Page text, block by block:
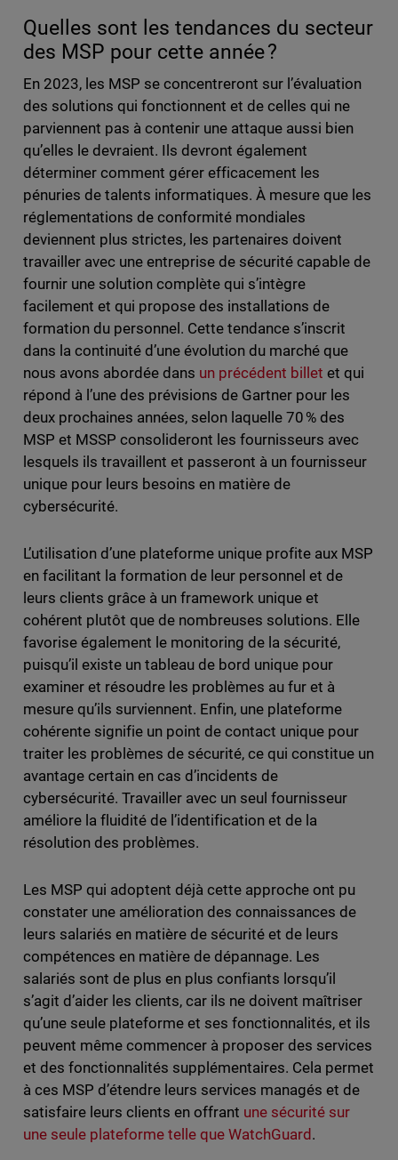
Quelles sont les tendances du secteur
des MSP pour cette année ?
En 2023, les MSP se concentreront sur l’évaluation
des solutions qui fonctionnent et de celles qui ne
parviennent pas à contenir une attaque aussi bien
qu’elles le devraient. Ils devront également
déterminer comment gérer efficacement les
pénuries de talents informatiques. À mesure que les
réglementations de conformité mondiales
deviennent plus strictes, les partenaires doivent
travailler avec une entreprise de sécurité capable de
fournir une solution complète qui s’intègre
facilement et qui propose des installations de
formation du personnel. Cette tendance s’inscrit
dans la continuité d’une évolution du marché que
nous avons abordée dans un précédent billet et qui
répond à l’une des prévisions de Gartner pour les
deux prochaines années, selon laquelle 70 % des
MSP et MSSP consolideront les fournisseurs avec
lesquels ils travaillent et passeront à un fournisseur
unique pour leurs besoins en matière de
cybersécurité.
L’utilisation d’une plateforme unique profite aux MSP
en facilitant la formation de leur personnel et de
leurs clients grâce à un framework unique et
cohérent plutôt que de nombreuses solutions. Elle
favorise également le monitoring de la sécurité,
puisqu’il existe un tableau de bord unique pour
examiner et résoudre les problèmes au fur et à
mesure qu’ils surviennent. Enfin, une plateforme
cohérente signifie un point de contact unique pour
traiter les problèmes de sécurité, ce qui constitue un
avantage certain en cas d’incidents de
cybersécurité. Travailler avec un seul fournisseur
améliore la fluidité de l’identification et de la
résolution des problèmes.
Les MSP qui adoptent déjà cette approche ont pu
constater une amélioration des connaissances de
leurs salariés en matière de sécurité et de leurs
compétences en matière de dépannage. Les
salariés sont de plus en plus confiants lorsqu’il
s’agit d’aider les clients, car ils ne doivent maîtriser
qu’une seule plateforme et ses fonctionnalités, et ils
peuvent même commencer à proposer des services
et des fonctionnalités supplémentaires. Cela permet
à ces MSP d’étendre leurs services managés et de
satisfaire leurs clients en offrant une sécurité sur
une seule plateforme telle que WatchGuard .